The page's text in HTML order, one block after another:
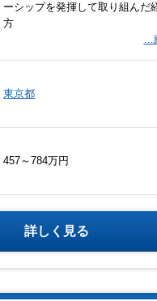
ーシップを発揮して取り組んだ
方
…
東京都
457～784万円
詳しく見る